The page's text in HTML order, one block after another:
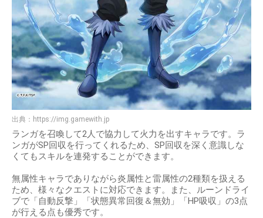
出典： https://img.gamewith.jp
ランガを召喚して2人で協力して火力を出すキャラです。ラ
ンガがSP回収を行ってくれるため、SP回収を深く意識しな
くてもスキルを連発することができます。
無属性キャラでありながら炎属性と雷属性の2種類を扱える
ため、様々なクエストに対応できます。また、ルーンドライ
ブで「自動反撃」「状態異常回復＆無効」「HP吸収」の3点
が行える点も優秀です。